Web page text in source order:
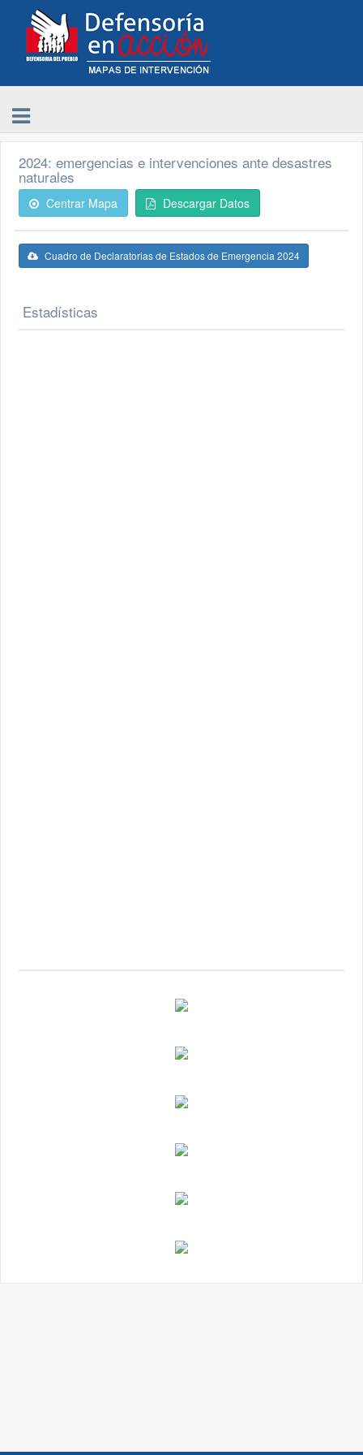
2024: emergencias e intervenciones ante desastres
naturales
Centrar Mapa Descargar Datos
Cuadro de Declaratorias de Estados de Emergencia 2024
Estadísticas